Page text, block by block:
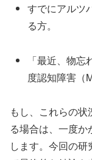
すでにアルツ
る方。
「最近、物
度認知障害（
もし、これらの
る場合は、一度
します。今回の